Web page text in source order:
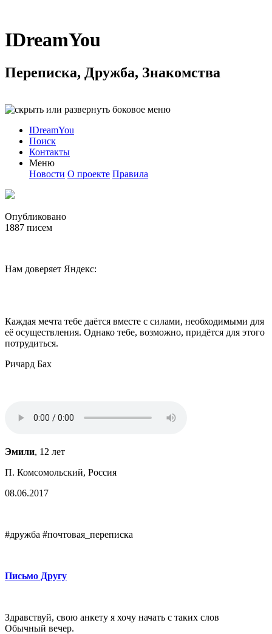
IDreamYou
Переписка, Дружба, Знакомства
IDreamYou
Поиск
Контакты
Меню
Новости О проекте Правила
Опубликовано
1887 писем
Нам доверяет Яндекс:
Каждая мечта тебе даётся вместе с силами, необходимыми для
её осуществления. Однако тебе, возможно, придётся для этого
потрудиться.
Ричард Бах
Эмили, 12 лет
П. Комсомольский, Россия
08.06.2017
#дружба #почтовая_переписка
Письмо Другу
Здравствуй, свою анкету я хочу начать с таких слов
Обычный вечер.